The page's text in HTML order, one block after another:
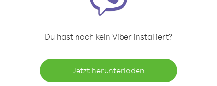
Du hast noch kein Viber installiert?
Jetzt herunterladen